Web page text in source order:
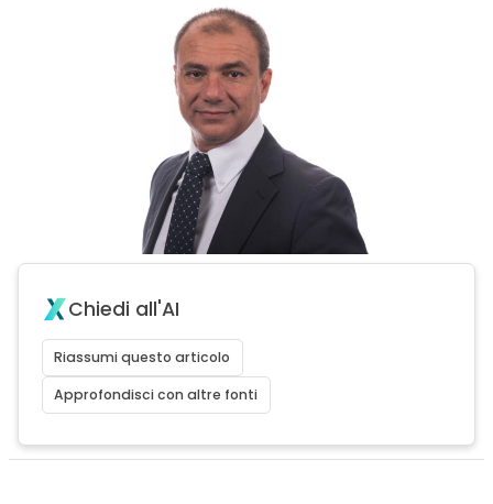
Chiedi all'AI
Riassumi questo articolo
Approfondisci con altre fonti